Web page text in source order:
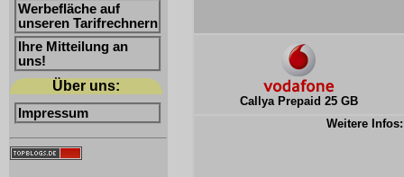
Werbefläche auf
unseren Tarifrechnern
Ihre Mitteilung an
uns!
Über uns:
Impressum
Callya Prepaid 25 GB
Weitere Infos: